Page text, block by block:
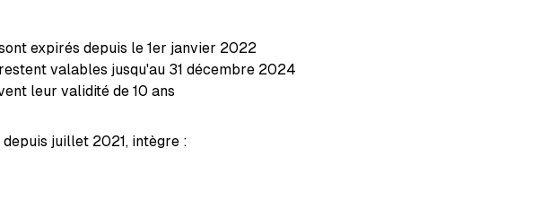
expirés depuis le 1er janvier 2022
valables jusqu'au 31 décembre 2024
leur validité de 10 ans
depuis juillet 2021, intègre :